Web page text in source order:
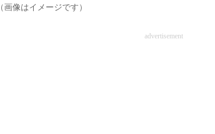
（画像はイメージです）
advertisement